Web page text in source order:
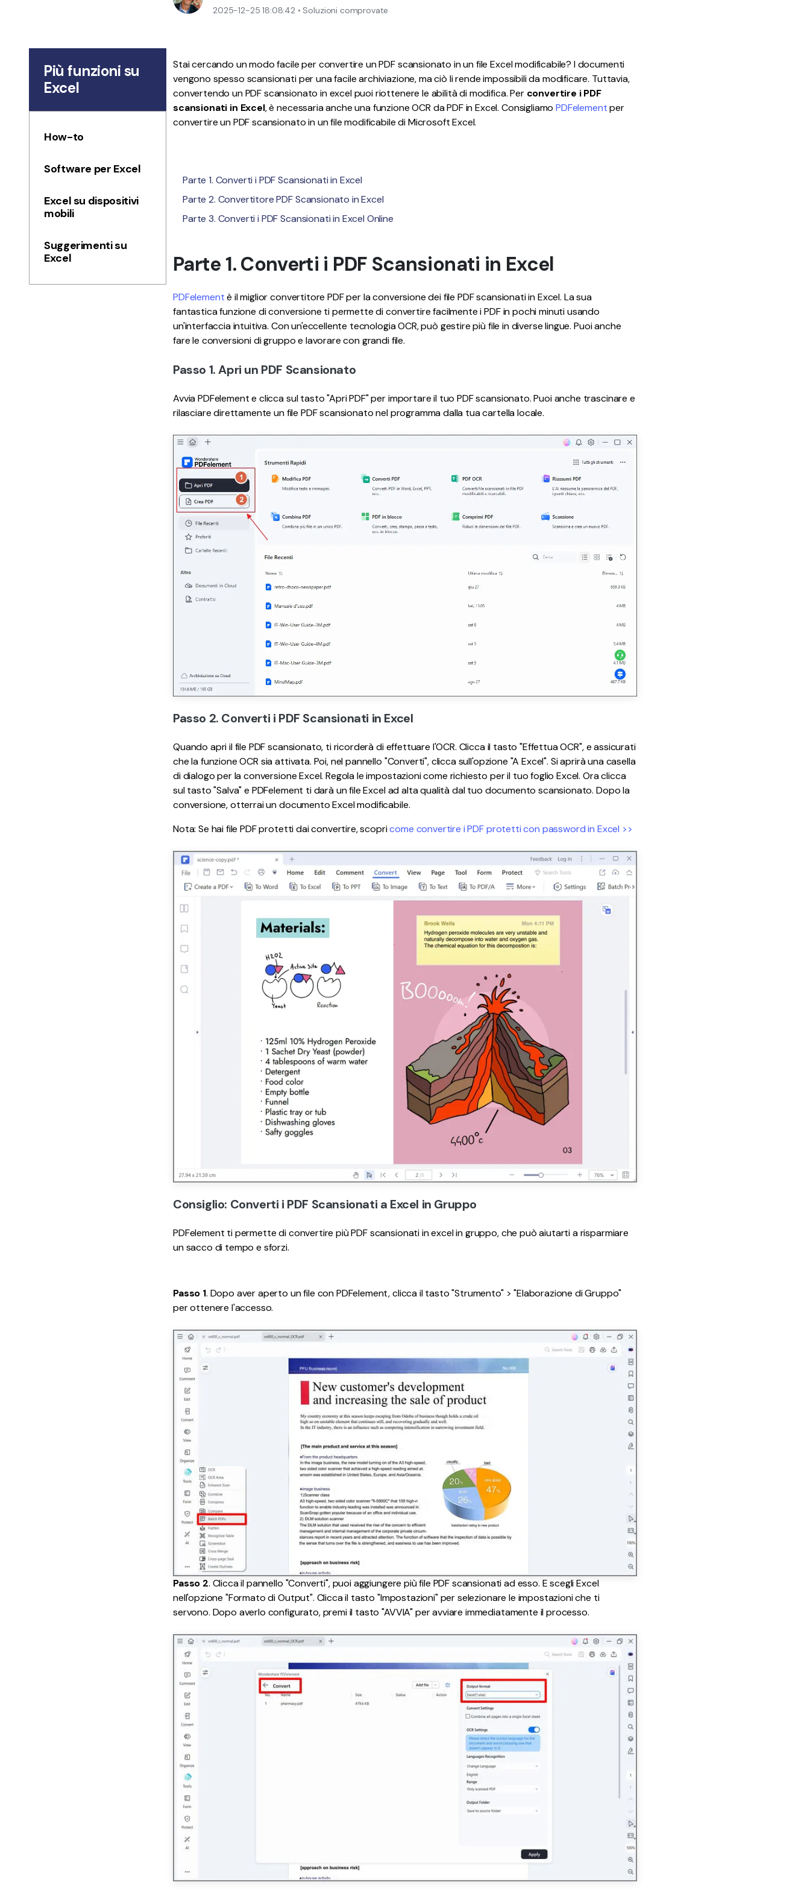
Pubblicazione
2025-12-25 18:08:42 • Soluzioni comprovate
Stai cercando un modo facile per convertire un PDF scansionato in un file Excel modificabile? I documenti
vengono spesso scansionati per una facile archiviazione, ma ciò li rende impossibili da modificare. Tuttavia,
convertendo un PDF scansionato in excel puoi riottenere le abilità di modifica. Per convertire i PDF
scansionati in Excel, è necessaria anche una funzione OCR da PDF in Excel. ConsigliamoPDFelementper
convertire un PDF scansionato in un file modificabile di Microsoft Excel.
Parte 1. Converti i PDF Scansionati in Excel
Parte 2. Convertitore PDF Scansionato in Excel
Parte 3. Converti i PDF Scansionati in Excel Online
Parte 1. Converti i PDF Scansionati in Excel
PDFelementè il miglior convertitore PDF per la conversione dei file PDF scansionati in Excel. La sua
fantastica funzione di conversione ti permette di convertire facilmente i PDF in pochi minuti usando
un'interfaccia intuitiva. Con un'eccellente tecnologia OCR, può gestire più file in diverse lingue. Puoi anche
fare le conversioni di gruppo e lavorare con grandi file.
Passo 1. Apri un PDF Scansionato
Avvia PDFelement e clicca sul tasto "Apri PDF" per importare il tuo PDF scansionato. Puoi anche trascinare e
rilasciare direttamente un file PDF scansionato nel programma dalla tua cartella locale.
Passo 2. Converti i PDF Scansionati in Excel
Quando apri il file PDF scansionato, ti ricorderà di effettuare l'OCR. Clicca il tasto "Effettua OCR", e assicurati
che la funzione OCR sia attivata. Poi, nel pannello "Converti", clicca sull'opzione "A Excel". Si aprirà una casella
di dialogo per la conversione Excel. Regola le impostazioni come richiesto per il tuo foglio Excel. Ora clicca
sul tasto "Salva" e PDFelement ti darà un file Excel ad alta qualità dal tuo documento scansionato. Dopo la
conversione, otterrai un documento Excel modificabile.
Nota: Se hai file PDF protetti dai convertire, scopricome convertire i PDF protetti con password in Excel >>
Consiglio: Converti i PDF Scansionati a Excel in Gruppo
PDFelement ti permette di convertire più PDF scansionati in excel in gruppo, che può aiutarti a risparmiare
un sacco di tempo e sforzi.
Passo 1. Dopo aver aperto un file con PDFelement, clicca il tasto "Strumento" > "Elaborazione di Gruppo"
per ottenere l'accesso.
Passo 2. Clicca il pannello "Converti", puoi aggiungere più file PDF scansionati ad esso. E scegli Excel
nell'opzione "Formato di Output". Clicca il tasto "Impostazioni" per selezionare le impostazioni che ti
servono. Dopo averlo configurato, premi il tasto "AVVIA" per avviare immediatamente il processo.
Più funzioni su
Excel
How-to
Software per Excel
Excel su dispositivi
mobili
Suggerimenti su
Excel